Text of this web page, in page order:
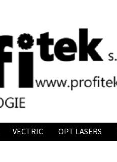
VECTRIC OPT LASERS